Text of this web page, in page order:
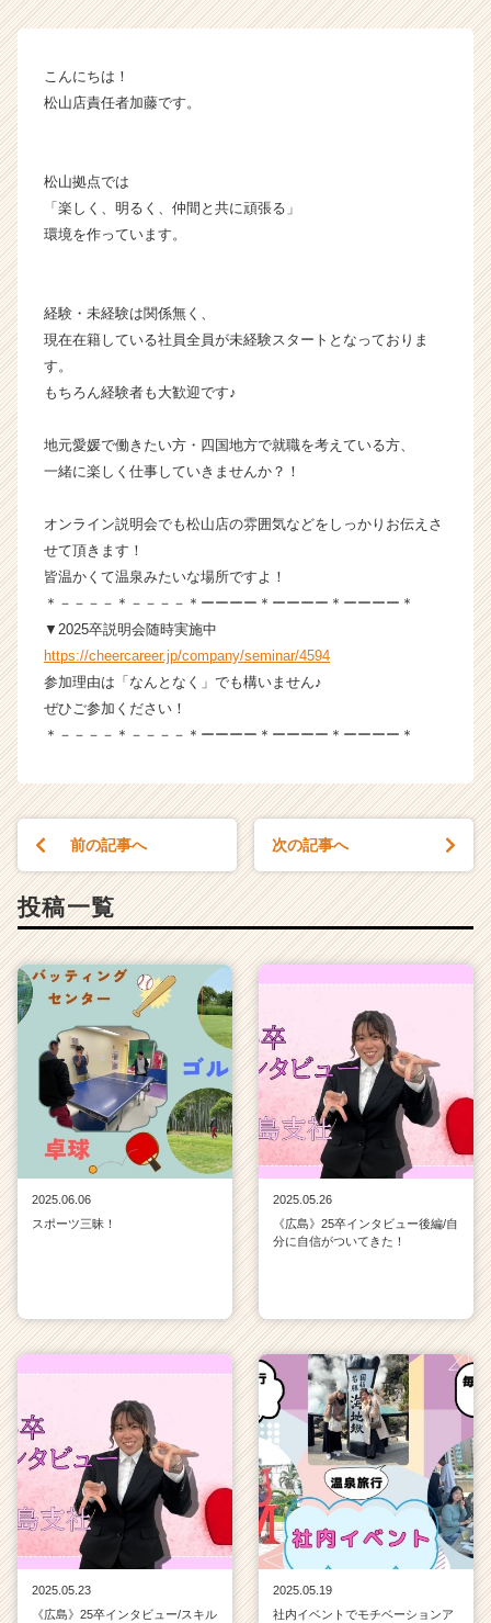
チ
成
ら
ト
が
就
サ
イ
チ
ャ
リ
ア
（C
h
r
こんにちは！
松山店責任者加藤です。
松山拠点では
「楽しく、明るく、仲間と共に頑張る」
環境を作っています。
経験・未経験は関係無く、
現在在籍している社員全員が未経験スタートとなっておりま
す。
もちろん経験者も大歓迎です♪
地元愛媛で働きたい方・四国地方で就職を考えている方、
一緒に楽しく仕事していきませんか？！
オンライン説明会でも松山店の雰囲気などをしっかりお伝えさ
せて頂きます！
皆温かくて温泉みたいな場所ですよ！
＊－－－－＊－－－－＊ーーーー＊ーーーー＊ーーーー＊
▼2025卒説明会随時実施中
https://cheercareer.jp/company/seminar/4594
参加理由は「なんとなく」でも構いません♪
ぜひご参加ください！
＊－－－－＊－－－－＊ーーーー＊ーーーー＊ーーーー＊
前の記事へ 次の記事へ
投稿一覧
2025.06.06
スポーツ三昧！
2025.05.26
《広島》25卒インタビュー後編/自
分に自信がついてきた！
2025.05.23
《広島》25卒インタビュー/スキル
2025.05.19
社内イベントでモチベーションア